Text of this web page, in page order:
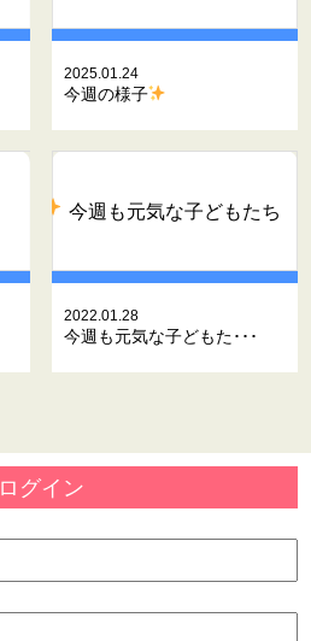
2025.01.24
今週の様子
今週も元気な子どもたち
2022.01.28
今週も元気な子どもた･･･
ログイン